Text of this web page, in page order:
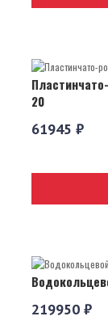
20
61945 ₽
219950 ₽